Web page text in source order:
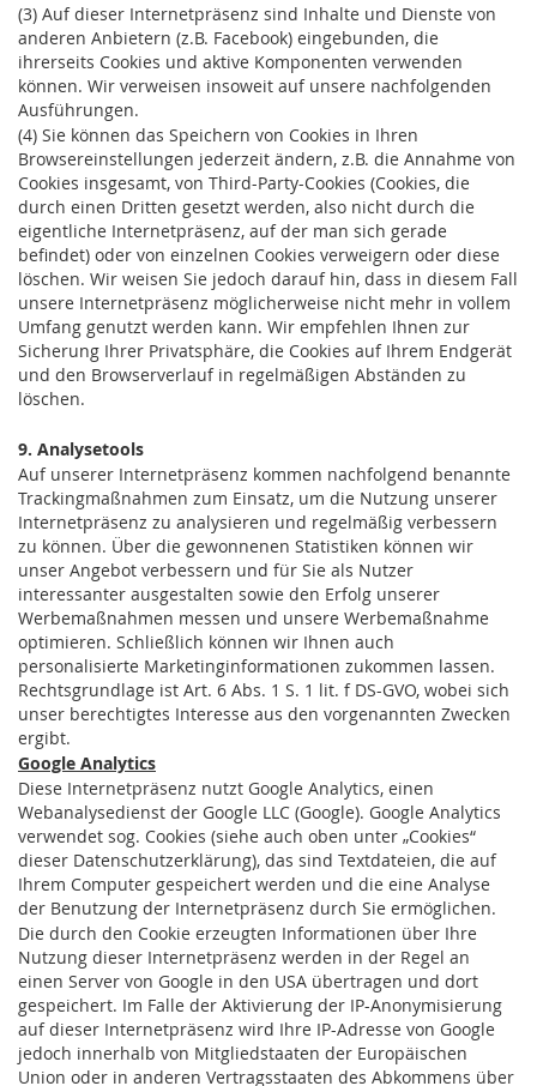
(3) Auf dieser Internetpräsenz sind Inhalte und Dienste von
anderen Anbietern (z.B. Facebook) eingebunden, die
ihrerseits Cookies und aktive Komponenten verwenden
können. Wir verweisen insoweit auf unsere nachfolgenden
Ausführungen.
(4) Sie können das Speichern von Cookies in Ihren
Browsereinstellungen jederzeit ändern, z.B. die Annahme von
Cookies insgesamt, von Third-Party-Cookies (Cookies, die
durch einen Dritten gesetzt werden, also nicht durch die
eigentliche Internetpräsenz, auf der man sich gerade
befindet) oder von einzelnen Cookies verweigern oder diese
löschen. Wir weisen Sie jedoch darauf hin, dass in diesem Fall
unsere Internetpräsenz möglicherweise nicht mehr in vollem
Umfang genutzt werden kann. Wir empfehlen Ihnen zur
Sicherung Ihrer Privatsphäre, die Cookies auf Ihrem Endgerät
und den Browserverlauf in regelmäßigen Abständen zu
löschen.
9. Analysetools
Auf unserer Internetpräsenz kommen nachfolgend benannte
Trackingmaßnahmen zum Einsatz, um die Nutzung unserer
Internetpräsenz zu analysieren und regelmäßig verbessern
zu können. Über die gewonnenen Statistiken können wir
unser Angebot verbessern und für Sie als Nutzer
interessanter ausgestalten sowie den Erfolg unserer
Werbemaßnahmen messen und unsere Werbemaßnahme
optimieren. Schließlich können wir Ihnen auch
personalisierte Marketinginformationen zukommen lassen.
Rechtsgrundlage ist Art. 6 Abs. 1 S. 1 lit. f DS-GVO, wobei sich
unser berechtigtes Interesse aus den vorgenannten Zwecken
ergibt.
Google Analytics
Diese Internetpräsenz nutzt Google Analytics, einen
Webanalysedienst der Google LLC (Google). Google Analytics
verwendet sog. Cookies (siehe auch oben unter „Cookies“
dieser Datenschutzerklärung), das sind Textdateien, die auf
Ihrem Computer gespeichert werden und die eine Analyse
der Benutzung der Internetpräsenz durch Sie ermöglichen.
Die durch den Cookie erzeugten Informationen über Ihre
Nutzung dieser Internetpräsenz werden in der Regel an
einen Server von Google in den USA übertragen und dort
gespeichert. Im Falle der Aktivierung der IP-Anonymisierung
auf dieser Internetpräsenz wird Ihre IP-Adresse von Google
jedoch innerhalb von Mitgliedstaaten der Europäischen
Union oder in anderen Vertragsstaaten des Abkommens über